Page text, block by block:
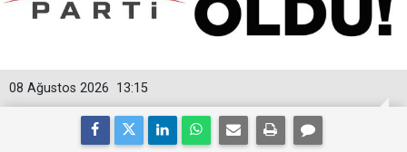
13:15
08 Ağustos 2026